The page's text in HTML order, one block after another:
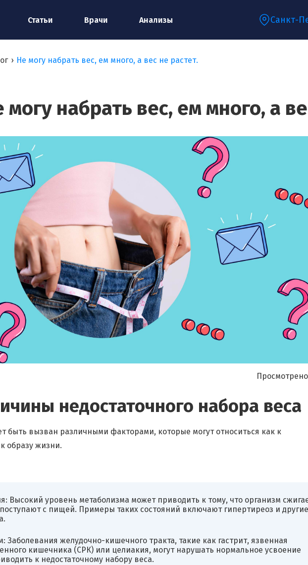
Статьи Врачи Анализы Санкт-
› Не могу набрать вес, ем много, а вес не растет.
могу набрать вес, ем много, а
недостаточного набора веса
быть вызван различными факторами, которые могут относиться как к
образу жизни.
Высокий уровень метаболизма может приводить к тому, что организм
с пищей. Примеры таких состояний включают гипертиреоз и другие
желудочно-кишечного тракта, такие как гастрит, язвенная
кишечника (СРК) или целиакия, могут нарушать нормальное усвоение
к недостаточному набору веса.
Ваш телефон:*
Ваш e-mail:*
Я согласен наобработку моих персональных данных